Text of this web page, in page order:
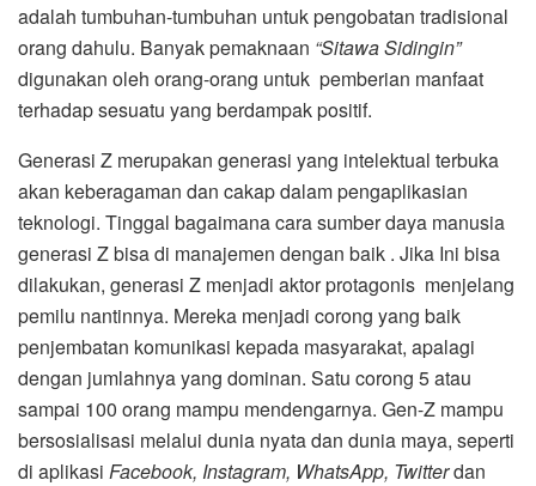
adalah tumbuhan-tumbuhan untuk pengobatan tradisional
orang dahulu. Banyak pemaknaan “Sitawa Sidingin”
digunakan oleh orang-orang untuk pemberian manfaat
terhadap sesuatu yang berdampak positif.
Generasi Z merupakan generasi yang intelektual terbuka
akan keberagaman dan cakap dalam pengaplikasian
teknologi. Tinggal bagaimana cara sumber daya manusia
generasi Z bisa di manajemen dengan baik . Jika Ini bisa
dilakukan, generasi Z menjadi aktor protagonis menjelang
pemilu nantinnya. Mereka menjadi corong yang baik
penjembatan komunikasi kepada masyarakat, apalagi
dengan jumlahnya yang dominan. Satu corong 5 atau
sampai 100 orang mampu mendengarnya. Gen-Z mampu
bersosialisasi melalui dunia nyata dan dunia maya, seperti
di aplikasi Facebook, Instagram, WhatsApp, Twitterdan